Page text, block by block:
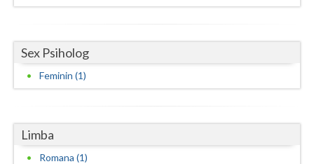
Timis
Tulcea
Vaslui
Vrancea
Sex Psiholog
Feminin (1)
Limba
Romana (1)